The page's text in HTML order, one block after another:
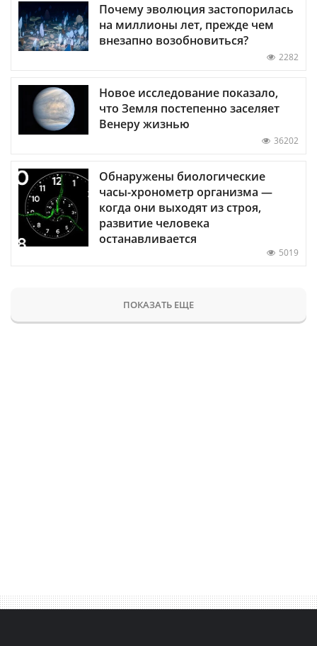
Почему эволюция застопорилась
на миллионы лет, прежде чем
внезапно возобновиться?
2282
Новое исследование показало,
что Земля постепенно заселяет
Венеру жизнью
36202
Обнаружены биологические
часы-хронометр организма —
когда они выходят из строя,
развитие человека
останавливается
5019
ПОКАЗАТЬ ЕЩЕ